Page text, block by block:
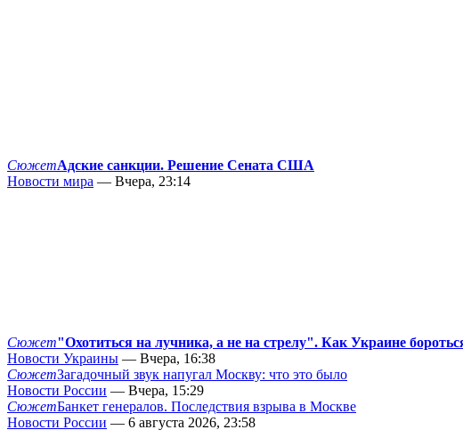
СюжетАдские санкции. Решение Сената США
Новости мира — Вчера, 23:14
Сюжет"Охотиться на лучника, а не на стрелу". Как Украине
Новости Украины — Вчера, 16:38
СюжетЗагадочный звук напугал Москву: что это было
Новости России — Вчера, 15:29
СюжетБанкет генералов. Последствия взрыва в Москве
Новости России — 6 августа 2026, 23:58